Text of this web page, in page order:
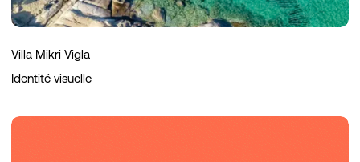
Villa Mikri Vigla
Identité visuelle
SAPX